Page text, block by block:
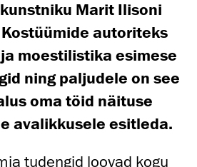
Marit Ilisoni
autoriteks
moestilistika esimese
ning paljudele on see
oma töid näituse
avalikkusele esitleda.
tudengid loovad kogu